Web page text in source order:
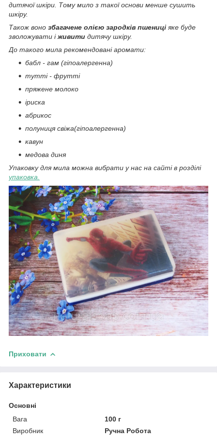
дитячої шкіри. Тому мило з такої основи менше сушить
шкіру.
Також воно збагачене олією зародків пшениці яке буде
зволожувати іживити дитячу шкіру.
До такого мила рекомендовані аромати:
бабл - гам (гіпоалергенна)
тутті - фрутті
пряжене молоко
іриска
абрикос
полуниця свіжа(гіпоалергенна)
кавун
медова диня
Упаковку для мила можна вибрати у нас на сайті в розділі
упаковка.
Приховати
Характеристики
Основні
Вага
100 г
Виробник
Ручна Робота